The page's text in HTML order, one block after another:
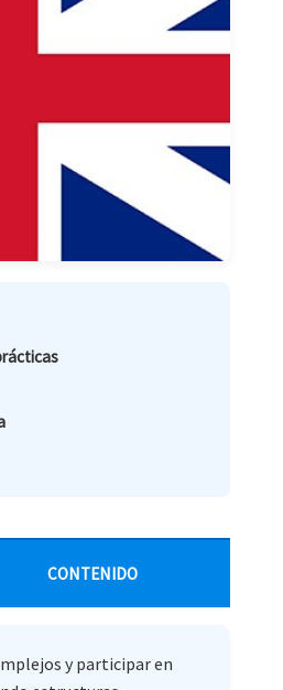
CONTENIDO
y participar en